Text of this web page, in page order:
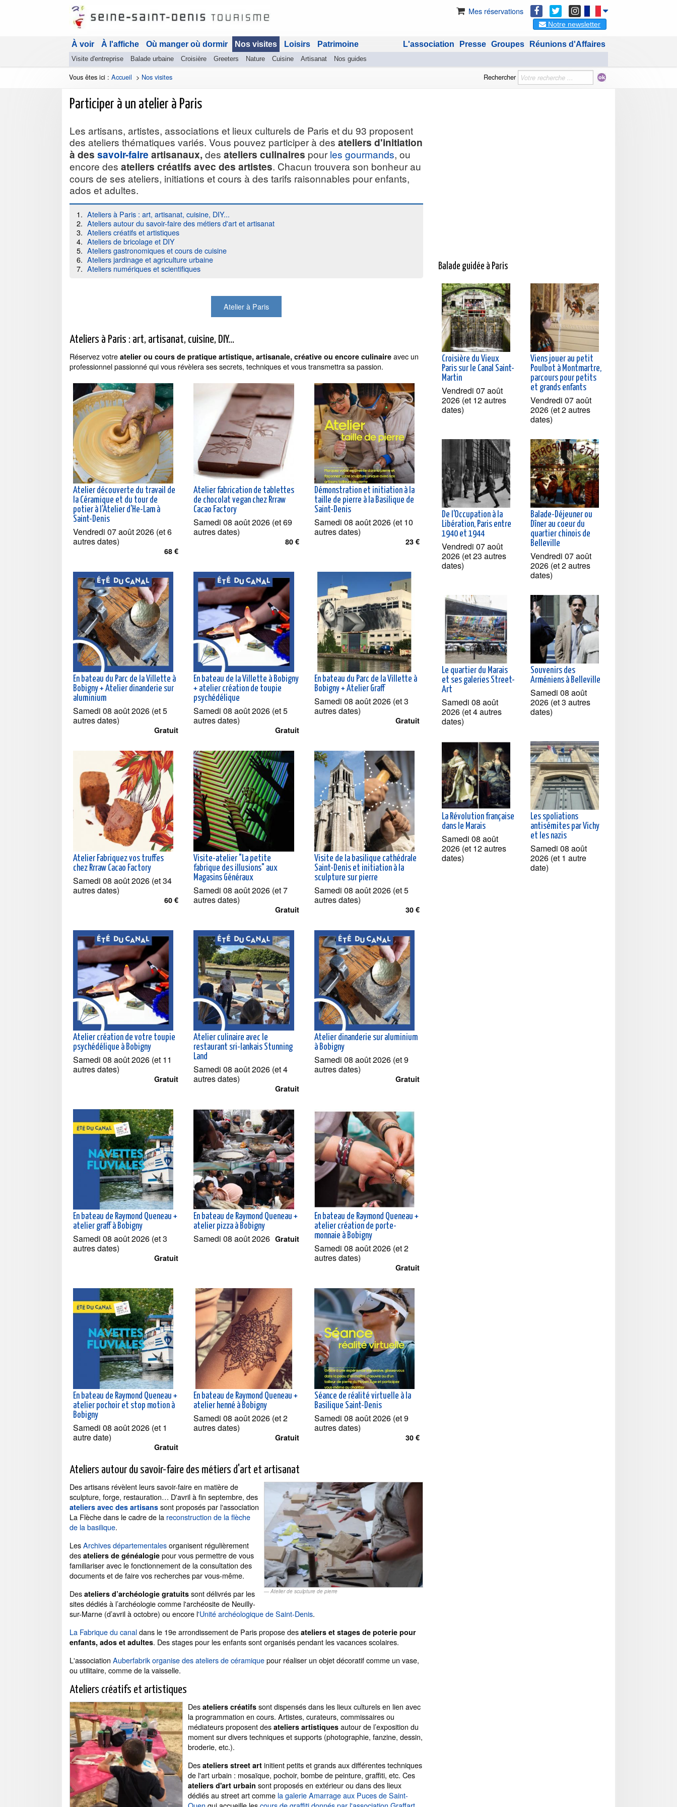
Mes réservations
Notre newsletter
À voir À l'affiche Où manger où dormir Nos visites
Visite d'entreprise Balade urbaine Croisière Greeters Nature Cuisine Artisanat Nos guides
Loisirs Patrimoine Réunions d'Affaires
Groupes
Presse
L'association
Vous êtes ici : Accueil > Nos visites Rechercher
Participer à un atelier à Paris
Les artisans, artistes, associations et lieux culturels de Paris et du 93 proposent
des ateliers thématiques variés. Vous pouvez participer à des ateliers d'initiation
à des savoir-faire artisanaux, des ateliers culinaires pourles gourmands, ou
encore des ateliers créatifs avec des artistes. Chacun trouvera son bonheur au
cours de ses ateliers, initiations et cours à des tarifs raisonnables pour enfants,
ados et adultes.
Ateliers à Paris : art, artisanat, cuisine, DIY...
Ateliers autour du savoir-faire des métiers d'art et artisanat
Ateliers créatifs et artistiques
Ateliers de bricolage et DIY
Ateliers gastronomiques et cours de cuisine
Ateliers jardinage et agriculture urbaine
Ateliers numériques et scientifiques
Atelier à Paris
Ateliers à Paris : art, artisanat, cuisine, DIY...
Réservez votre atelier ou cours de pratique artistique, artisanale, créative ou encore culinaire avec un
professionnel passionné qui vous révèlera ses secrets, techniques et vous transmettra sa passion.
Atelier découverte du travail de
la Céramique et du tour de
potier à l'Atelier d'He-Lam à
Saint-Denis
Vendredi 07 août 2026 (et 6
autres dates)
68 €
Atelier fabrication de tablettes
de chocolat vegan chez Rrraw
Cacao Factory
Samedi 08 août 2026 (et 69
autres dates)
80 €
Démonstration et initiation à la
taille de pierre à la Basilique de
Saint-Denis
Samedi 08 août 2026 (et 10
autres dates)
23 €
En bateau du Parc de la Villette à
Bobigny + Atelier dinanderie sur
aluminium
Samedi 08 août 2026 (et 5
autres dates)
Gratuit
En bateau de la Villette à Bobigny
+ atelier création de toupie
psychédélique
Samedi 08 août 2026 (et 5
autres dates)
Gratuit
En bateau du Parc de la Villette à
Bobigny + Atelier Graff
Samedi 08 août 2026 (et 3
autres dates)
Gratuit
Atelier Fabriquez vos truffes
chez Rrraw Cacao Factory
Samedi 08 août 2026 (et 34
autres dates)
60 €
Visite-atelier "La petite
fabrique des illusions" aux
Magasins Généraux
Samedi 08 août 2026 (et 7
autres dates)
Gratuit
Visite de la basilique cathédrale
Saint-Denis et initiation à la
sculpture sur pierre
Samedi 08 août 2026 (et 5
autres dates)
30 €
Atelier création de votre toupie
psychédélique à Bobigny
Samedi 08 août 2026 (et 11
autres dates)
Gratuit
Atelier culinaire avec le
restaurant sri-lankais Stunning
Land
Samedi 08 août 2026 (et 4
autres dates)
Gratuit
Atelier dinanderie sur aluminium
à Bobigny
Samedi 08 août 2026 (et 9
autres dates)
Gratuit
En bateau de Raymond Queneau +
atelier graff à Bobigny
Samedi 08 août 2026 (et 3
autres dates)
Gratuit
En bateau de Raymond Queneau +
atelier pizza à Bobigny
Samedi 08 août 2026 Gratuit
En bateau de Raymond Queneau +
atelier création de porte-
monnaie à Bobigny
Samedi 08 août 2026 (et 2
autres dates)
Gratuit
En bateau de Raymond Queneau +
atelier pochoir et stop motion à
Bobigny
Samedi 08 août 2026 (et 1
autre date)
Gratuit
En bateau de Raymond Queneau +
atelier henné à Bobigny
Samedi 08 août 2026 (et 2
autres dates)
Gratuit
Séance de réalité virtuelle à la
Basilique Saint-Denis
Samedi 08 août 2026 (et 9
autres dates)
30 €
Ateliers autour du savoir-faire des métiers d'art et artisanat
Atelier de sculpture de pierre
Des artisans révèlent leurs savoir-faire en matière de
sculpture, forge, restauration… D'avril à fin septembre, des
ateliers avec des artisans sont proposés par l'association
La Flèche dans le cadre de la reconstruction de la flèche
de la basilique.
LesArchives départementalesorganisent régulièrement
des ateliers de généalogie pour vous permettre de vous
familiariser avec le fonctionnement de la consultation des
documents et de faire vos recherches par vous-même.
Des ateliers d’archéologie gratuits sont délivrés par les
sites dédiés à l’archéologie comme l'archéosite de Neuilly-
sur-Marne (d’avril à octobre) ou encore l'Unité archéologique de Saint-Denis.
La Fabrique du canaldans le 19e arrondissement de Paris propose des ateliers et stages de poterie pour
enfants, ados et adultes. Des stages pour les enfants sont organisés pendant les vacances scolaires.
L'association Auberfabrik organise des ateliers de céramiquepour réaliser un objet décoratif comme un vase,
ou utilitaire, comme de la vaisselle.
Ateliers créatifs et artistiques
Des ateliers créatifs sont dispensés dans les lieux culturels en lien avec
la programmation en cours. Artistes, curateurs, commissaires ou
médiateurs proposent des ateliers artistiques autour de l’exposition du
moment sur divers techniques et supports (photographie, fanzine, dessin,
broderie, etc.).
Des ateliers street art initient petits et grands aux différentes techniques
de l'art urbain : mosaïque, pochoir, bombe de peinture, graffiti, etc. Ces
ateliers d'art urbain sont proposés en extérieur ou dans des lieux
dédiés au street art comme la galerie Amarrage aux Puces de Saint-
Balade guidée à Paris
Croisière du Vieux
Paris sur le Canal Saint-
Martin
Vendredi 07 août
2026 (et 12 autres
dates)
Viens jouer au petit
Poulbot à Montmartre,
parcours pour petits
et grands enfants
Vendredi 07 août
2026 (et 2 autres
dates)
De l'Occupation à la
Libération, Paris entre
1940 et 1944
Vendredi 07 août
2026 (et 23 autres
dates)
Balade-Déjeuner ou
Dîner au coeur du
quartier chinois de
Belleville
Vendredi 07 août
2026 (et 2 autres
dates)
Le quartier du Marais
et ses galeries Street-
Art
Samedi 08 août
2026 (et 4 autres
dates)
Souvenirs des
Arméniens à Belleville
Samedi 08 août
2026 (et 3 autres
dates)
La Révolution française
dans le Marais
Samedi 08 août
2026 (et 12 autres
dates)
Les spoliations
antisémites par Vichy
et les nazis
Samedi 08 août
2026 (et 1 autre
date)